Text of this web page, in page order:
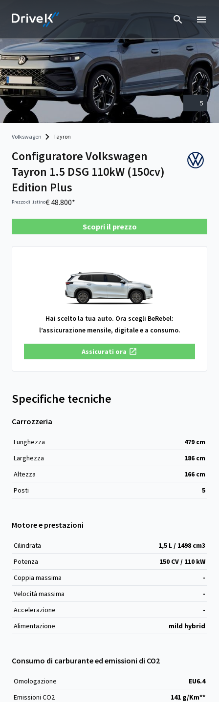
5
Volkswagen Tayron
Configuratore Volkswagen
Tayron 1.5 DSG 110kW (150cv)
Edition Plus
Prezzo di listino€ 48.800*
Scopri il prezzo
Hai scelto la tua auto. Ora scegli BeRebel:
l’assicurazione mensile, digitale e a consumo.
Assicurati ora
Specifiche tecniche
Carrozzeria
Lunghezza 479 cm
Larghezza
186 cm
Altezza
166 cm
Posti
5
Motore e prestazioni
Cilindrata 1,5 L / 1498 cm3
Potenza
150 CV / 110 kW
Coppia massima
-
Velocità massima
-
Accelerazione
-
Alimentazione
mild hybrid
Consumo di carburante ed emissioni di CO2
Omologazione
EU6.4
Emissioni CO2
141 g/Km**